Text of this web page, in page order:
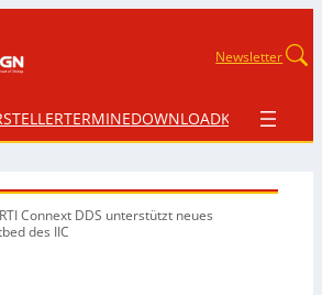
Newsletter
TERMINEDOWNLOADKONTAKT
RTI Connext DDS unterstützt neues
des IIC